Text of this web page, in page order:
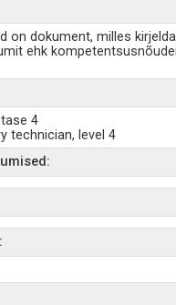
on dokument, milles
ehk
tase 4
technician, level 4